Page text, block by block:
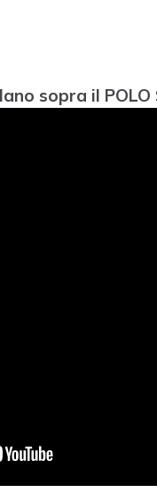
sopra il POLO